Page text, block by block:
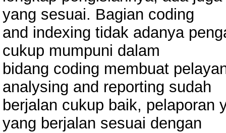
yang sesuai. Bagian coding
and indexing tidak adanya
cukup mumpuni dalam
bidang coding membuat
analysing and reporting sudah
berjalan cukup baik, pelaporan
yang berjalan sesuai dengan